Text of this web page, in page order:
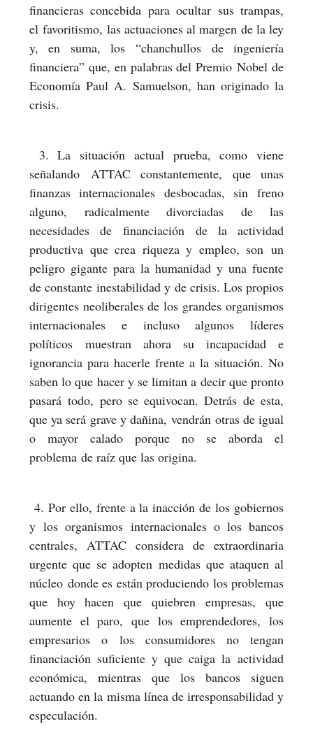
financieras concebida para ocultar sus trampas,
el favoritismo, las actuaciones al margen de la ley
y, en suma, los “chanchullos de ingeniería
financiera” que, en palabras del Premio Nobel de
Economía Paul A. Samuelson, han originado la
crisis.
3. La situación actual prueba, como viene
señalando ATTAC constantemente, que unas
finanzas internacionales desbocadas, sin freno
alguno, radicalmente divorciadas de las
necesidades de financiación de la actividad
productiva que crea riqueza y empleo, son un
peligro gigante para la humanidad y una fuente
de constante inestabilidad y de crisis. Los propios
dirigentes neoliberales de los grandes organismos
internacionales e incluso algunos líderes
políticos muestran ahora su incapacidad e
ignorancia para hacerle frente a la situación. No
saben lo que hacer y se limitan a decir que pronto
pasará todo, pero se equivocan. Detrás de esta,
que ya será grave y dañina, vendrán otras de igual
o mayor calado porque no se aborda el
problema de raíz que las origina.
4. Por ello, frente a la inacción de los gobiernos
y los organismos internacionales o los bancos
centrales, ATTAC considera de extraordinaria
urgente que se adopten medidas que ataquen al
núcleo donde es están produciendo los problemas
que hoy hacen que quiebren empresas, que
aumente el paro, que los emprendedores, los
empresarios o los consumidores no tengan
financiación suficiente y que caiga la actividad
económica, mientras que los bancos siguen
actuando en la misma línea de irresponsabilidad y
especulación.